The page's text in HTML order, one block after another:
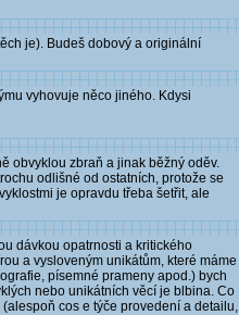
je). Budeš dobový a originální
vyhovuje něco jiného. Kdysi
obvyklou zbraň a jinak běžný oděv.
odlišné od ostatních, protože se
je opravdu třeba šetřit, ale
dávkou opatrnosti a kritického
a vysloveným unikátům, které máme
písemné prameny apod.) bych
nebo unikátních věcí je blbina. Co
cos e týče provedení a detailu,